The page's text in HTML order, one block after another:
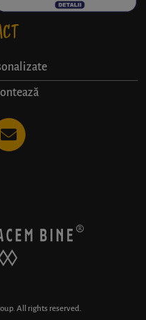
All rights reserved.